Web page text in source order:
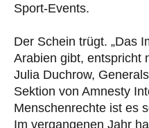
Sport-Events.
Der Schein trügt. „Das
Arabien gibt, entspricht
Julia Duchrow,
Sektion von Amnesty
Menschenrechte ist es
Im vergangenen Jahr